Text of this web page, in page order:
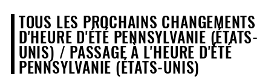
TOUS LES PROCHAINS CHANGEMENTS
D'HEURE D'ÉTÉ PENNSYLVANIE (ÉTATS-
UNIS) / PASSAGE À L'HEURE D'ÉTÉ
PENNSYLVANIE (ÉTATS-UNIS)